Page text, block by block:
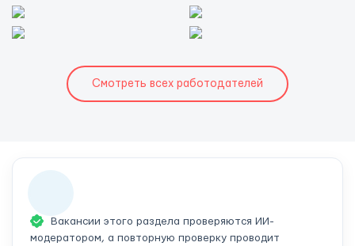
Смотреть всех работодателей
Вакансии этого раздела проверяются ИИ-
модератором, а повторную проверку проводит